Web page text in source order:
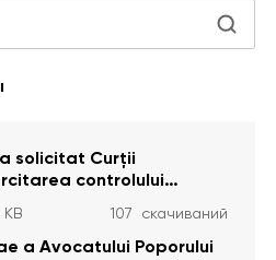
solicitat Curţii
controlului
prevederi cu privire la
de stat persoanelor
private de liberate
107 скачиваний
a Avocatului Poporului